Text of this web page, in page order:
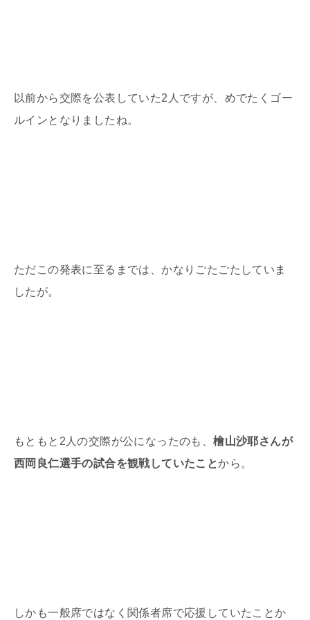
以前から交際を公表していた2 人ですが、めでたくゴー
ルインとなりましたね。
ただこの発表に至るまでは、かなりごたごたしていま
したが。
もともと 2 人の交際が公になったのも、檜山沙耶さんが
西岡良仁選手の試合を観戦していたことから。
しかも一般席ではなく関係者席で応援していたことか